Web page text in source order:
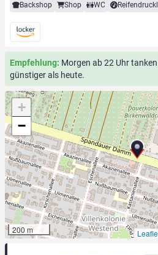
Backshop Shop WC
Empfehlung: Morgen ab 22 Uhr
günstiger als heute.
+
−
200 m